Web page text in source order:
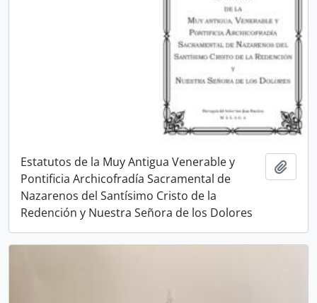
Estatutos de la Muy Antigua Venerable y
Pontificia Archicofradía Sacramental de
Nazarenos del Santísimo Cristo de la
Redención y Nuestra Señora de los Dolores